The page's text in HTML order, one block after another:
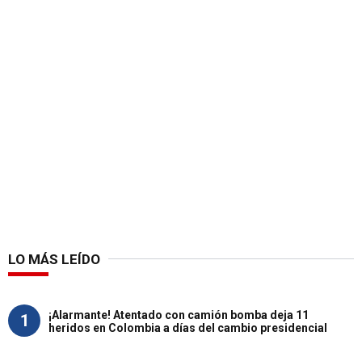
LO MÁS LEÍDO
1
¡Alarmante! Atentado con camión bomba deja 11
heridos en Colombia a días del cambio presidencial